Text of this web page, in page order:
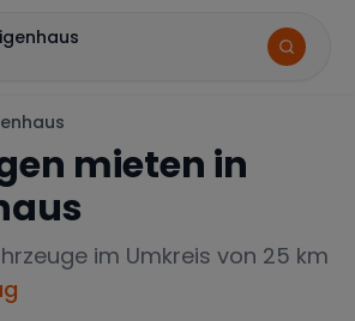
mieten in
im Umkreis von 25 km